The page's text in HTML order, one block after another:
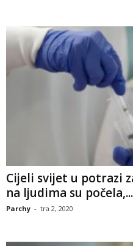
Cijeli svijet u potrazi
na ljudima su počela,...
Parchy - tra 2, 2020